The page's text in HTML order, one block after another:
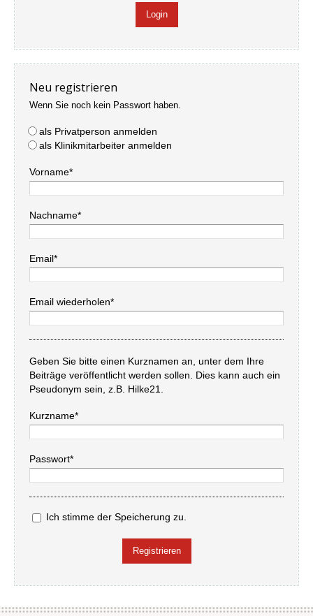
Neu registrieren
Wenn Sie noch kein Passwort haben.
als Privatperson anmelden
als Klinikmitarbeiter anmelden
Vorname*
Nachname*
Email*
Email wiederholen*
Geben Sie bitte einen Kurznamen an, unter dem Ihre
Beiträge veröffentlicht werden sollen. Dies kann auch ein
Pseudonym sein, z.B. Hilke21.
Kurzname*
Passwort*
Ich stimme der Speicherung zu.